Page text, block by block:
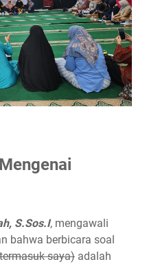
S.Sos.I, mengawali
bahwa berbicara soal
saya) adalah